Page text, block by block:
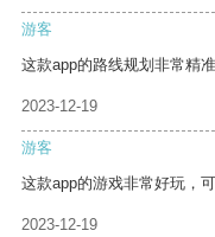
游客
这款app的路线规划非常精
2023-12-19
游客
这款app的游戏非常好玩，
2023-12-19